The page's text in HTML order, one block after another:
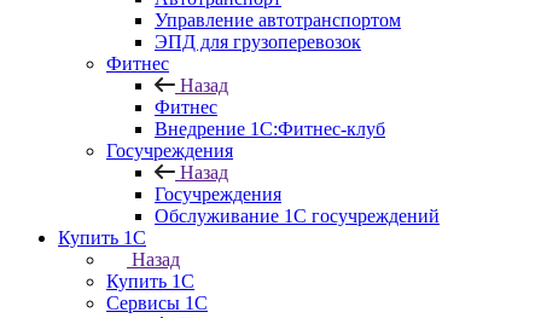
Управление автотранспортом
ЭПД для грузоперевозок
Фитнес
Назад
Фитнес
Внедрение 1С:Фитнес-клуб
Госучреждения
Назад
Госучреждения
Обслуживание 1С госучреждений
Купить 1С
Назад
Купить 1С
Сервисы 1С